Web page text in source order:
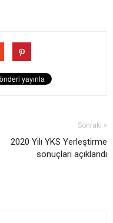
Sonraki »
2020 Yılı YKS Yerleştirme
sonuçları açıklandı